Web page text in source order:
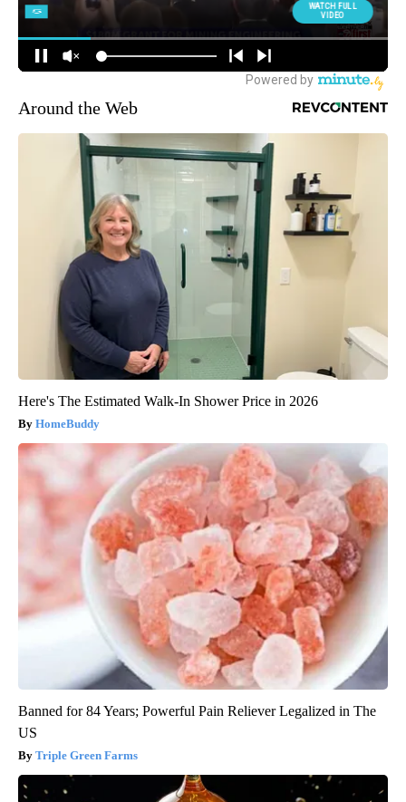
Around the Web
Here's The Estimated Walk-In Shower Price in 2026
HomeBuddy
Banned for 84 Years; Powerful Pain Reliever Legalized in The
US
Triple Green Farms